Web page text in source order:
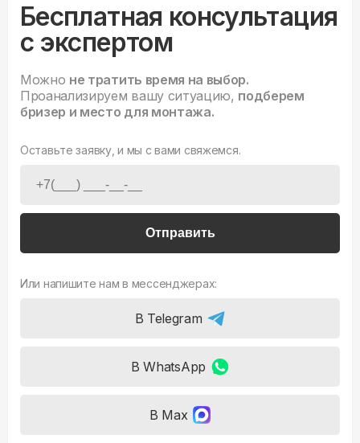
Бесплатная консультация
с экспертом
Можно не тратить время на выбор.
Проанализируем вашу ситуацию, подберем
бризер и место для монтажа.
Оставьте заявку, и мы с вами свяжемся.
Отправить
Или напишите нам в мессенджерах:
В Telegram
В WhatsApp
В Max